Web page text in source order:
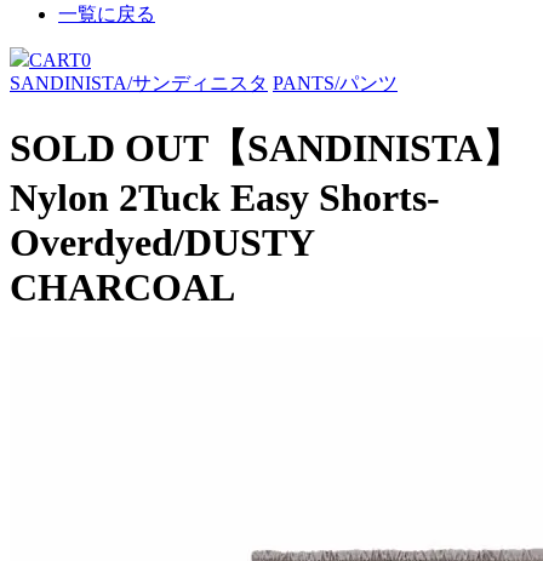
一覧に戻る
CART0
SANDINISTA/サンディニスタ PANTS/パンツ
SOLD OUT 【SANDINISTA】
Nylon 2Tuck Easy Shorts-
Overdyed/DUSTY
CHARCOAL